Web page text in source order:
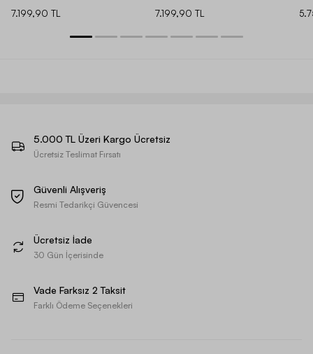
7.199,90 TL 7.199,90 TL
5.000 TL Üzeri Kargo Ücretsiz
Ücretsiz Teslimat Fırsatı
Güvenli Alışveriş
Resmi Tedarikçi Güvencesi
Ücretsiz İade
30 Gün İçerisinde
Vade Farksız 2 Taksit
Farklı Ödeme Seçenekleri